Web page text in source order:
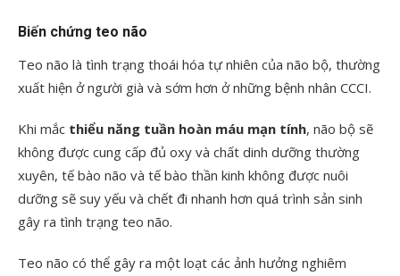
Biến chứng teo não
Teo não là tình trạng thoái hóa tự nhiên của não bộ, thường
xuất hiện ở người già và sớm hơn ở những bệnh nhân CCCI.
Khi mắc thiểu năng tuần hoàn máu mạn tính, não bộ sẽ
không được cung cấp đủ oxy và chất dinh dưỡng thường
xuyên, tế bào não và tế bào thần kinh không được nuôi
dưỡng sẽ suy yếu và chết đi nhanh hơn quá trình sản sinh
gây ra tình trạng teo não.
Teo não có thể gây ra một loạt các ảnh hưởng nghiêm